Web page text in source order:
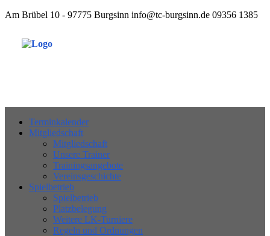
Am Brübel 10 - 97775 Burgsinn info@tc-burgsinn.de 09356 1385
Terminkalender
Mitgliedschaft
Mitgliedschaft
Unsere Trainer
Trainingsangebote
Vereinsgeschichte
Spielbetrieb
Spielbetrieb
Platzbelegung
Weitere LK-Turniere
Regeln und Ordnungen